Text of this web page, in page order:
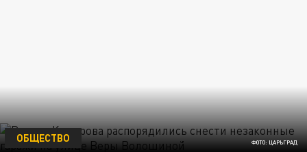
ФОТО: ЦАРЬГРАД
ОБЩЕСТВО